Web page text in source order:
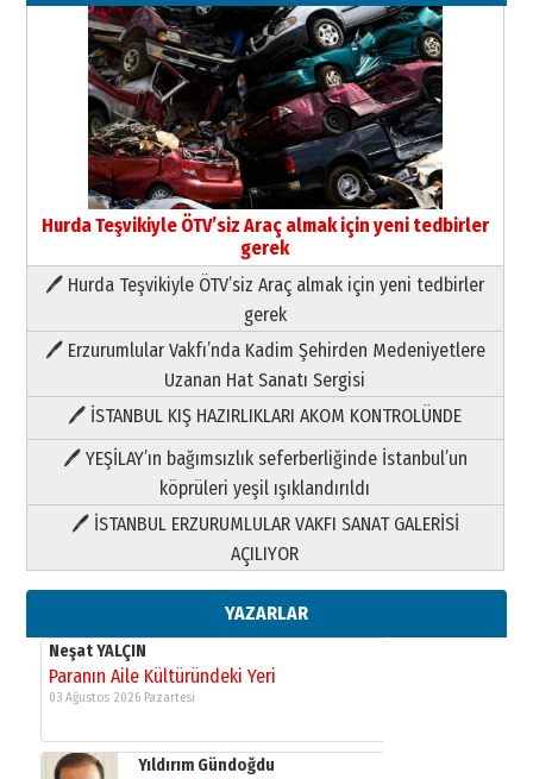
Hurda Teşvikiyle ÖTV’siz Araç almak için yeni tedbirler
gerek
🖊 Hurda Teşvikiyle ÖTV’siz Araç almak için yeni tedbirler
gerek
🖊 Erzurumlular Vakfı’nda Kadim Şehirden Medeniyetlere
Uzanan Hat Sanatı Sergisi
🖊 İSTANBUL KIŞ HAZIRLIKLARI AKOM KONTROLÜNDE
🖊 YEŞİLAY’ın bağımsızlık seferberliğinde İstanbul’un
köprüleri yeşil ışıklandırıldı
🖊 İSTANBUL ERZURUMLULAR VAKFI SANAT GALERİSİ
AÇILIYOR
YAZARLAR
Paranın Aile Kültüründeki Yeri
03 Ağustos 2026 Pazartesi
Yıldırım Gündoğdu
HAVVA’NIN ÜÇ KIZI
09 Temmuz 2026 Perşembe
Yusuf POLAT
Şampiyonluk Sebahattin Şirin’e
11 Mayıs 2026 Pazartesi
Neşat YALÇIN
Paranın Aile Kültüründeki Yeri
03 Ağustos 2026 Pazartesi
Yıldırım Gündoğdu